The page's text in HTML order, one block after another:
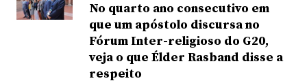
No quarto ano consecutivo em
que um apóstolo discursa no
Fórum Inter-religioso do G20,
veja o que Élder Rasband disse a
respeito